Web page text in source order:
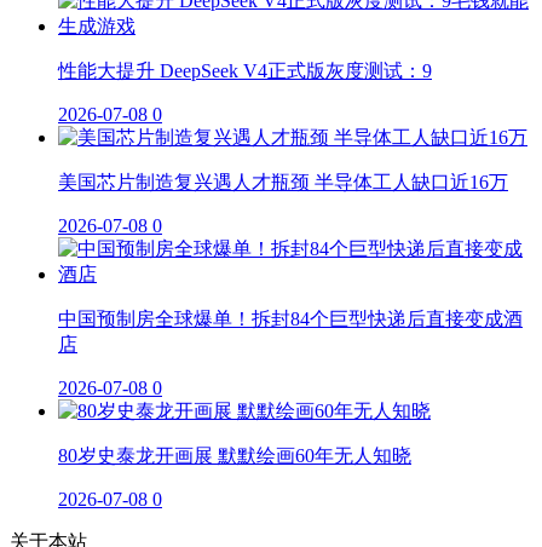
性能大提升 DeepSeek V4正式版灰度测试：9
2026-07-08 0
美国芯片制造复兴遇人才瓶颈 半导体工人缺口近16万
2026-07-08 0
中国预制房全球爆单！拆封84个巨型快递后直接变成酒
店
2026-07-08 0
80岁史泰龙开画展 默默绘画60年无人知晓
2026-07-08 0
关于本站